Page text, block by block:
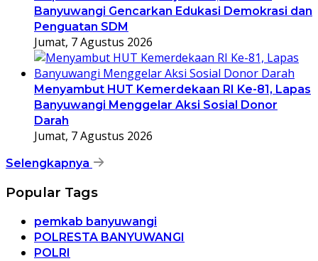
Banyuwangi Gencarkan Edukasi Demokrasi dan
Penguatan SDM
Jumat, 7 Agustus 2026
Menyambut HUT Kemerdekaan RI Ke-81, Lapas
Banyuwangi Menggelar Aksi Sosial Donor
Darah
Jumat, 7 Agustus 2026
Selengkapnya
Popular Tags
pemkab banyuwangi
POLRESTA BANYUWANGI
POLRI